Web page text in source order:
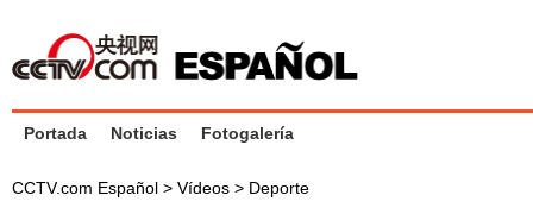
Portada Noticias Fotogalería
CCTV.com Español > Vídeos > Deporte